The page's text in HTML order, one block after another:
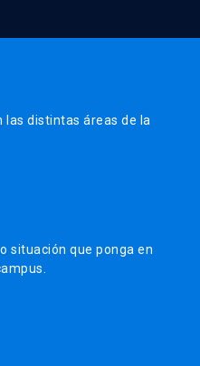
las distintas áreas de la
situación que ponga en